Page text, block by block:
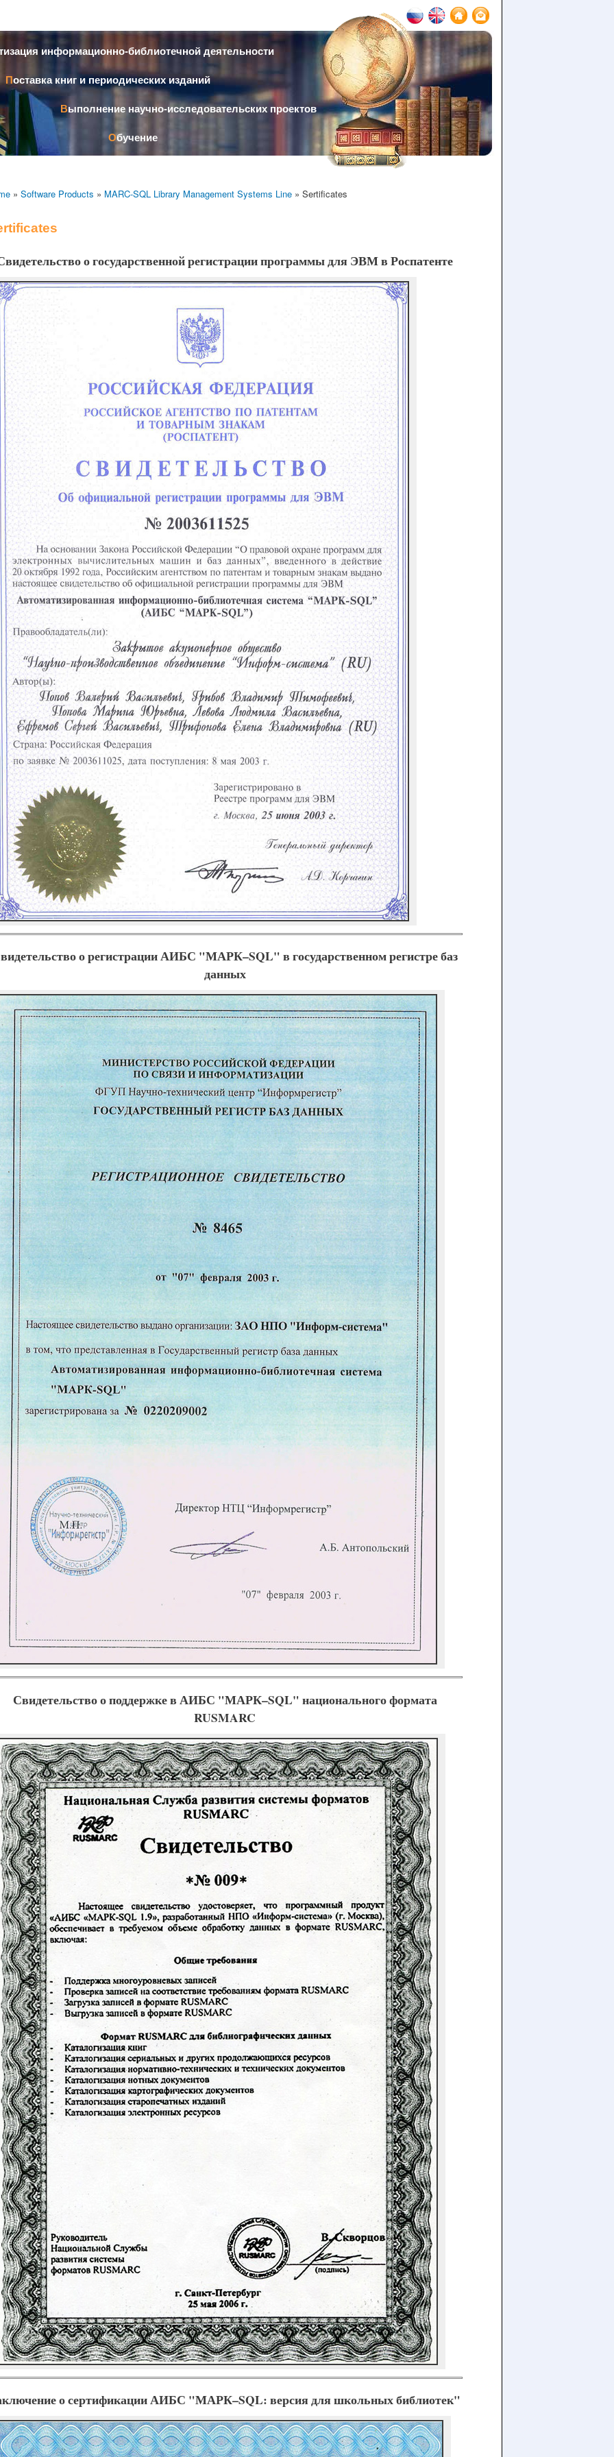
content
информационно-библиотечной деятельности
Поставка книг и периодических изданий
Выполнение научно-исследовательских проектов
Обучение
» Software Products » MARC-SQL Library Management Systems Line » Sertificates
о государственной регистрации программы для ЭВМ в Роспатенте
о регистрации АИБС "МАРК–SQL" в государственном регистре баз
данных
Свидетельство о поддержке в АИБС "МАРК–SQL" национального формата
RUSMARC
о сертификации АИБС "МАРК–SQL: версия для школьных библиотек"